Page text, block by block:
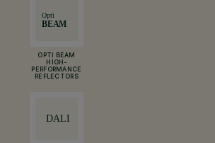
OPTI BEAM
HIGH-
PERFORMANCE
REFLECTORS